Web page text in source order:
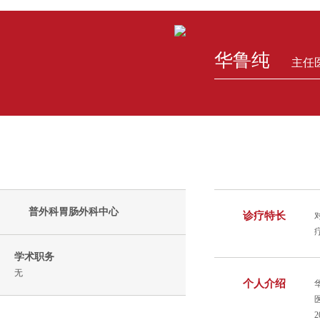
普外科胃肠外科中心
学术职务
无
华鲁纯 主任
诊疗特长
个人介绍